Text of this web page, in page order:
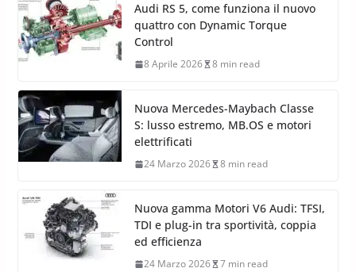
Audi RS 5, come funziona il nuovo
quattro con Dynamic Torque
Control
8 Aprile 2026 8 min read
Nuova Mercedes-Maybach Classe
S: lusso estremo, MB.OS e motori
elettrificati
24 Marzo 2026 8 min read
Nuova gamma Motori V6 Audi: TFSI,
TDI e plug-in tra sportività, coppia
ed efficienza
24 Marzo 2026 7 min read